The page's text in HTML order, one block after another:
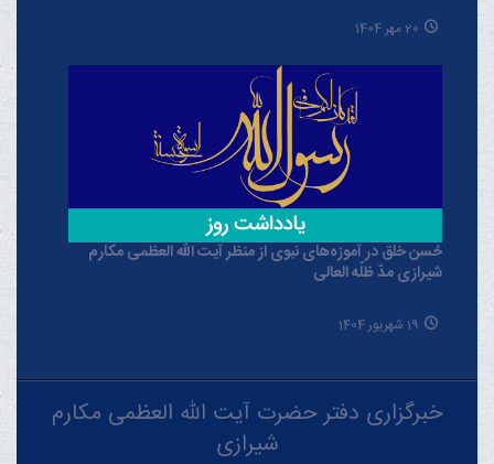
20 مهر 1404
حُسن خلق در آموزه‌های نبوی از منظر آیت الله العظمی مکارم
شیرازی مدّ ظلّه العالی
19 شهریور 1404
خبرگزاری دفتر حضرت آیت الله العظمی مکارم
شیرازی